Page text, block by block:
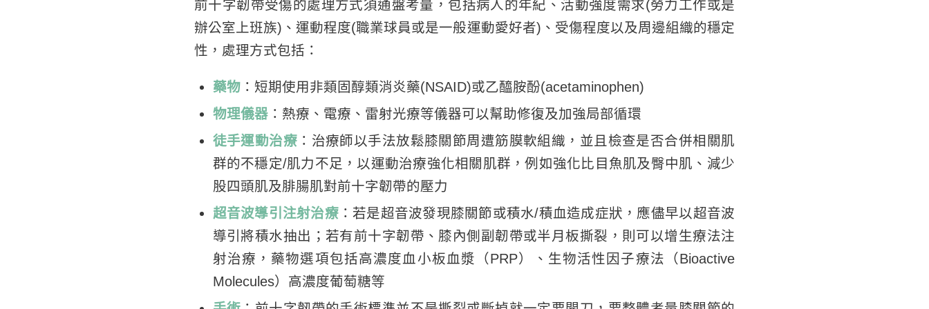
前十字韌帶受傷的處理方式須通盤考量，包括病人的年紀、活動強度需求(勞力工作或是
辦公室上班族)、運動程度(職業球員或是一般運動愛好者)、受傷程度以及周邊組織的穩定
性，處理方式包括：
藥物：短期使用非類固醇類消炎藥(NSAID)或乙醯胺酚(acetaminophen)
物理儀器：熱療、電療、雷射光療等儀器可以幫助修復及加強局部循環
徒手運動治療 ：治療師以手法放鬆膝關節周遭筋膜軟組織，並且檢查是否合併相關肌
群的不穩定/肌力不足，以運動治療強化相關肌群，例如強化比目魚肌及臀中肌、減少
股四頭肌及腓腸肌對前十字韌帶的壓力
超音波導引注射治療：若是超音波發現膝關節或積水/積血造成症狀，應儘早以超音波
導引將積水抽出；若有前十字韌帶、膝內側副韌帶或半月板撕裂，則可以增生療法注
射治療，藥物選項包括高濃度血小板血漿（PRP）、生物活性因子療法（Bioactive
Molecules）高濃度葡萄糖等